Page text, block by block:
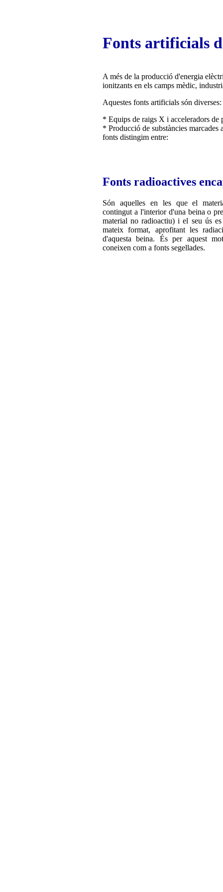
Fonts artificials
A més de la producció d'energia
ionitzants en els camps mèdic,
Aquestes fonts artificials són diverses:
* Equips de raigs X i acceleradors de
* Producció de substàncies
fonts distingim entre:
Fonts radioactives
Són aquelles en les que el
contingut a l'interior d'una beina o
material no radioactiu) i el seu ús es
mateix format, aprofitant les
d'aquesta beina. És per aquest
coneixen com a fonts segellades.